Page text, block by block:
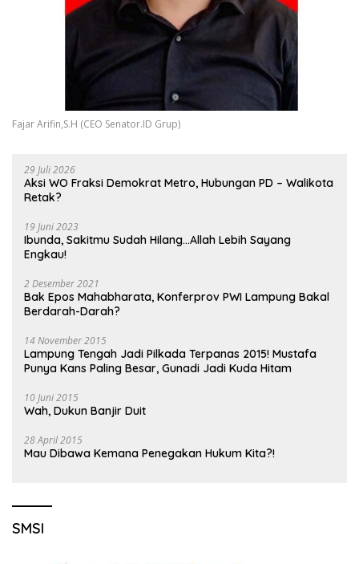
Fajar Arifin,S.H (CEO Senator.ID Grup)
29 Juli 2026
Aksi WO Fraksi Demokrat Metro, Hubungan PD – Walikota
Retak?
19 Juni 2023
Ibunda, Sakitmu Sudah Hilang…Allah Lebih Sayang
Engkau!
2 Desember 2021
Bak Epos Mahabharata, Konferprov PWI Lampung Bakal
Berdarah-Darah?
14 November 2015
Lampung Tengah Jadi Pilkada Terpanas 2015! Mustafa
Punya Kans Paling Besar, Gunadi Jadi Kuda Hitam
10 Juni 2015
Wah, Dukun Banjir Duit
28 April 2015
Mau Dibawa Kemana Penegakan Hukum Kita?!
SMSI